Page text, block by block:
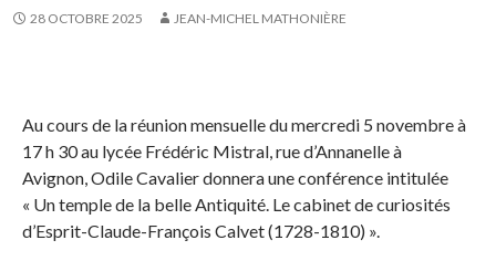
28 OCTOBRE 2025 JEAN-MICHEL MATHONIÈRE
Au cours de la réunion mensuelle du mercredi 5 novembre à
17 h 30 au lycée Frédéric Mistral, rue d’Annanelle à
Avignon, Odile Cavalier donnera une conférence intitulée
« Un temple de la belle Antiquité. Le cabinet de curiosités
d’Esprit-Claude-François Calvet (1728-1810) ».